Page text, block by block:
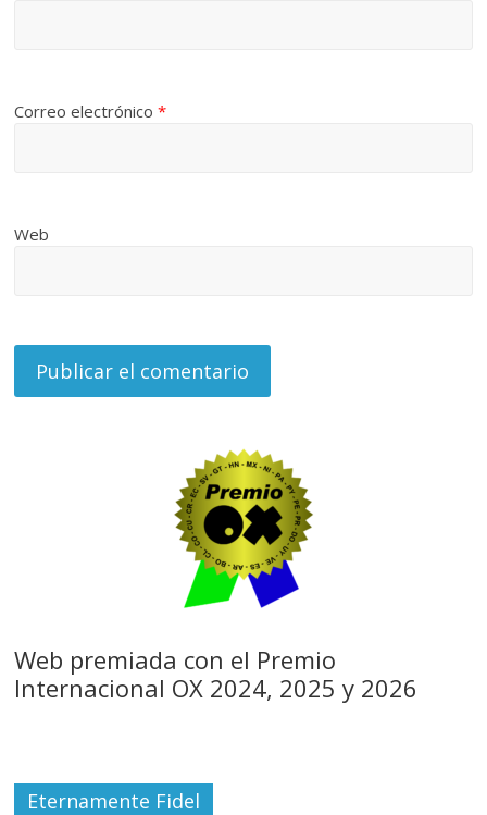
Correo electrónico*
Web
Web premiada con el Premio
Internacional OX 2024, 2025 y 2026
Eternamente Fidel